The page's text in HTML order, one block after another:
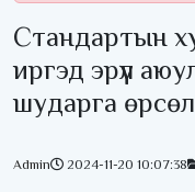
Стандартын
иргэд эрүүл
шударга
Admin 2024-11-20 10:07:38